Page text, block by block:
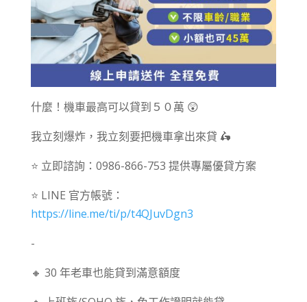
什麼！機車最高可以貸到５０萬 😲
我立刻爆炸，我立刻要把機車拿出來貸 🛵
⭐ 立即諮詢：0986-866-753 提供專屬優貸方案
⭐ LINE 官方帳號：
https://line.me/ti/p/t4QJuvDgn3
-⠀⠀
🔸 30 年老車也能貸到滿意額度